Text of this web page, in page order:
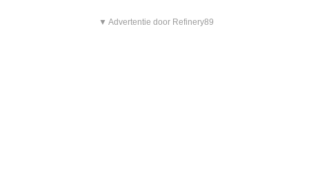
▼ Advertentie door Refinery89